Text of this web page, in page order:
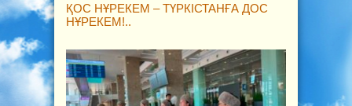
ҚОС НҰРЕКЕМ – ТҮРКІСТАНҒА ДОС
НҰРЕКЕМ!..